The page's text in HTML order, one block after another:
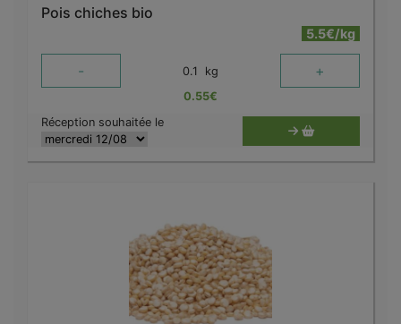
Pois chiches bio
5.5€/kg
- 0.1 kg +
0.55€
Réception souhaitée le